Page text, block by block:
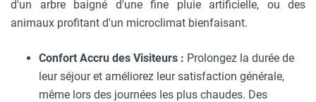
d'un arbre baigné d'une fine pluie artificielle, ou des
animaux profitant d'un microclimat bienfaisant.
Confort Accru des Visiteurs : Prolongez la durée de
leur séjour et améliorez leur satisfaction générale,
même lors des journées les plus chaudes. Des